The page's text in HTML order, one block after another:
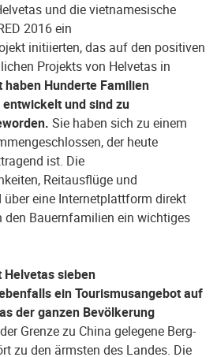
und die vietnamesische
2016 ein
initiierten, das auf den positiven
Projekts von Helvetas in
haben Hunderte Familien
und sind zu
Sie haben sich zu einem
der heute
ist. Die
Reitausflüge und
eine Internetplattform direkt
Bauernfamilien ein wichtiges
sieben
ein Tourismusangebot auf
der ganzen Bevölkerung
Grenze zu China gelegene Berg-
zu den ärmsten des Landes. Die